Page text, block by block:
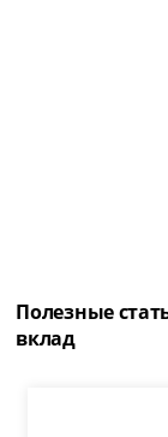
Полезные
вклад